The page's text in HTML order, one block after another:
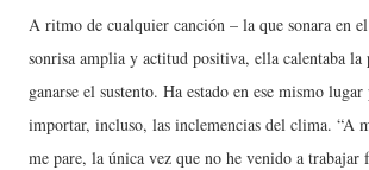
A ritmo de cualquier can­ción – la que sonara en
sonrisa amplia y actitud positiva, ella calentaba la
ganarse el sustento. Ha estado en ese mismo
importar, incluso, las in­clemencias del clima. “A
me pare, la única vez que no he venido a trabajar